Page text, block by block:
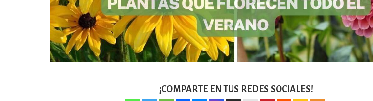
¡COMPARTE EN TUS REDES SOCIALES!